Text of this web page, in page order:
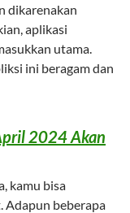
dikarenakan
aplikasi
utama.
ini beragam dan
2024 Akan
kamu bisa
Adapun beberapa